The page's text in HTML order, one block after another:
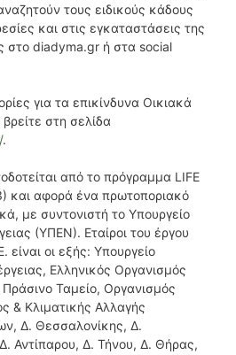
τους ειδικούς κάδους
και στις εγκαταστάσεις της
στο diadyma.gr ή στα social
για τα επικίνδυνα Οικιακά
στη σελίδα
.
από το πρόγραμμα LIFE
και αφορά ένα πρωτοποριακό
με συντονιστή το Υπουργείο
(ΥΠΕΝ). Εταίροι του έργου
οι εξής: Υπουργείο
Ελληνικός Οργανισμός
Ταμείο, Οργανισμός
& Κλιματικής Αλλαγής
Δ. Θεσσαλονίκης, Δ.
Αντίπαρου, Δ. Τήνου, Δ. Θήρας,